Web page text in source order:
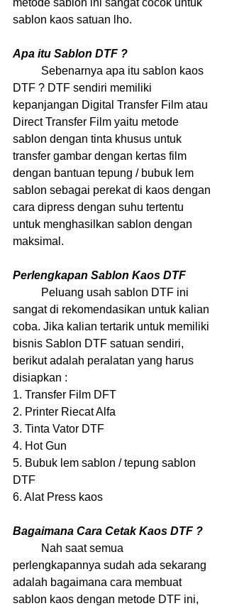
sablon kaos satuan lho.
Apa itu Sablon DTF ?
DTF ? DTF sendiri memiliki
kepanjangan Digital Transfer Film atau
Direct Transfer Film yaitu metode
sablon dengan tinta khusus untuk
transfer gambar dengan kertas film
dengan bantuan tepung / bubuk lem
sablon sebagai perekat di kaos dengan
cara dipress dengan suhu tertentu
untuk menghasilkan sablon dengan
maksimal.
Perlengkapan Sablon Kaos DTF
sangat di rekomendasikan untuk kalian
coba. Jika kalian tertarik untuk memiliki
bisnis Sablon DTF satuan sendiri,
berikut adalah peralatan yang harus
disiapkan :
1. Transfer Film DFT
2. Printer Riecat Alfa
3. Tinta Vator DTF
4. Hot Gun
5. Bubuk lem sablon / tepung sablon
DTF
6. Alat Press kaos
Bagaimana Cara Cetak Kaos DTF ?
perlengkapannya sudah ada sekarang
adalah bagaimana cara membuat
sablon kaos dengan metode DTF ini,